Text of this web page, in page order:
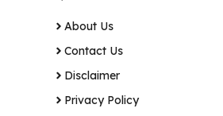
About Us
Contact Us
Disclaimer
Privacy Policy